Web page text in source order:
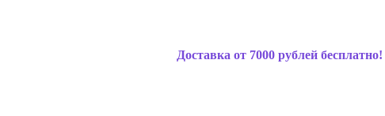
Доставка от 7000 рублей бесплатно!